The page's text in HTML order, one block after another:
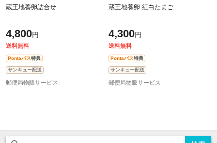
蔵王地養卵詰合せ
4,800円
送料無料
Pontaパス特典
サンキュー配送
郵便局物販サービス
蔵王地養卵 紅白たまご
4,300円
送料無料
Pontaパス特典
サンキュー配送
郵便局物販サービス